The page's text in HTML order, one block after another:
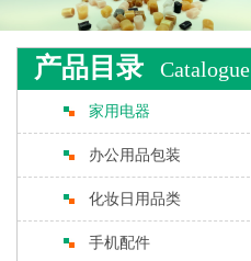
产品目录 Catalogue
家用电器
办公用品包装
化妆日用品类
手机配件